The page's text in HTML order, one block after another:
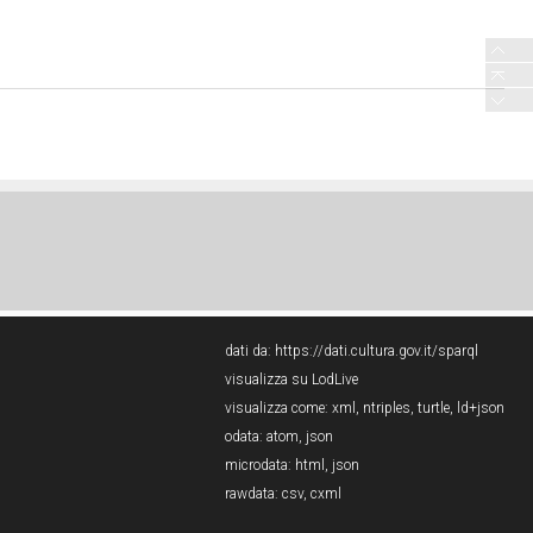
dati da: https://dati.cultura.gov.it/sparql
visualizza su LodLive
visualizza come: xml , ntriples, turtle, ld+json
odata: atom, json
microdata: html , json
rawdata: csv, cxml